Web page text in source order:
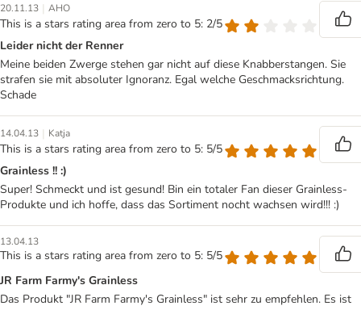
20.11.13 | AHO
This is a stars rating area from zero to 5: 2/5
Leider nicht der Renner
Meine beiden Zwerge stehen gar nicht auf diese Knabberstangen. Sie
strafen sie mit absoluter Ignoranz. Egal welche Geschmacksrichtung.
Schade
14.04.13 | Katja
This is a stars rating area from zero to 5: 5/5
Grainless !! :)
Super! Schmeckt und ist gesund! Bin ein totaler Fan dieser Grainless-
Produkte und ich hoffe, dass das Sortiment nocht wachsen wird!!! :)
13.04.13
This is a stars rating area from zero to 5: 5/5
JR Farm Farmy's Grainless
Das Produkt "JR Farm Farmy's Grainless" ist sehr zu empfehlen. Es ist